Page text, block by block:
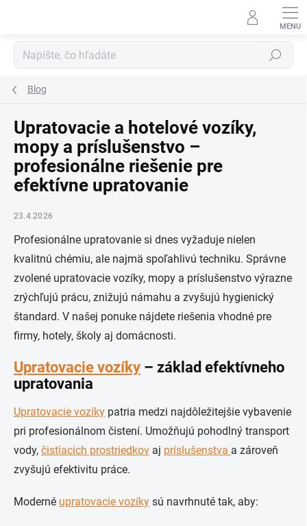
Hľadať
Blog
Upratovacie a hotelové vozíky,
mopy a príslušenstvo –
profesionálne riešenie pre
efektívne upratovanie
23.4.2026
Profesionálne upratovanie si dnes vyžaduje nielen
kvalitnú chémiu, ale najmä spoľahlivú techniku. Správne
zvolené upratovacie vozíky, mopy a príslušenstvo výrazne
zrýchľujú prácu, znižujú námahu a zvyšujú hygienický
štandard. V našej ponuke nájdete riešenia vhodné pre
firmy, hotely, školy aj domácnosti.
Upratovacie vozíky – základ efektívneho
upratovania
Upratovacie vozíky patria medzi najdôležitejšie vybavenie
pri profesionálnom čistení. Umožňujú pohodlný transport
vody, čistiacich prostriedkov aj príslušenstva a zároveň
zvyšujú efektivitu práce.
Moderné upratovacie vozíky sú navrhnuté tak, aby: